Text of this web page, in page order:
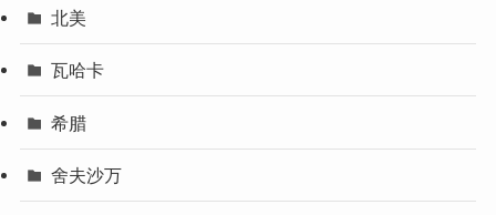
北美
瓦哈卡
希腊
舍夫沙万